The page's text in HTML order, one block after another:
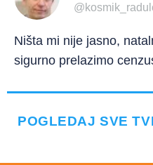
Ništa mi nije jasno,
sigurno prelazimo
POGLEDAJ SVE